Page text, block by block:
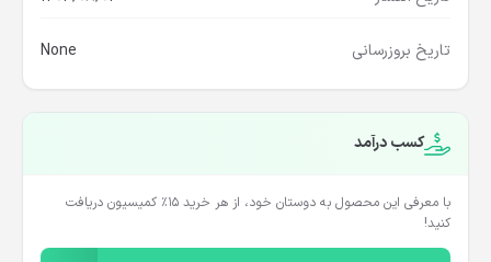
تاریخ بروزرسانی None
کسب درآمد
با معرفی این محصول به دوستان خود، از هر خرید ۱۵٪ کمیسیون دریافت
کنید!